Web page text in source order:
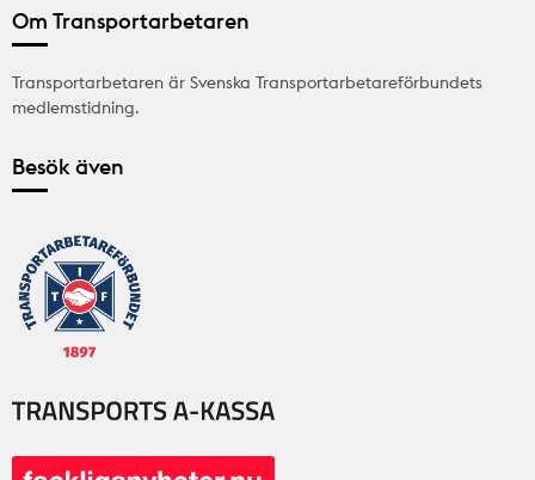
Om Transportarbetaren
Transportarbetaren är Svenska Transportarbetareförbundets
medlemstidning.
Besök även